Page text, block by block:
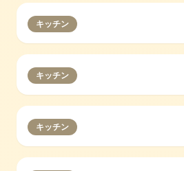
キッチン
キッチン
キッチン